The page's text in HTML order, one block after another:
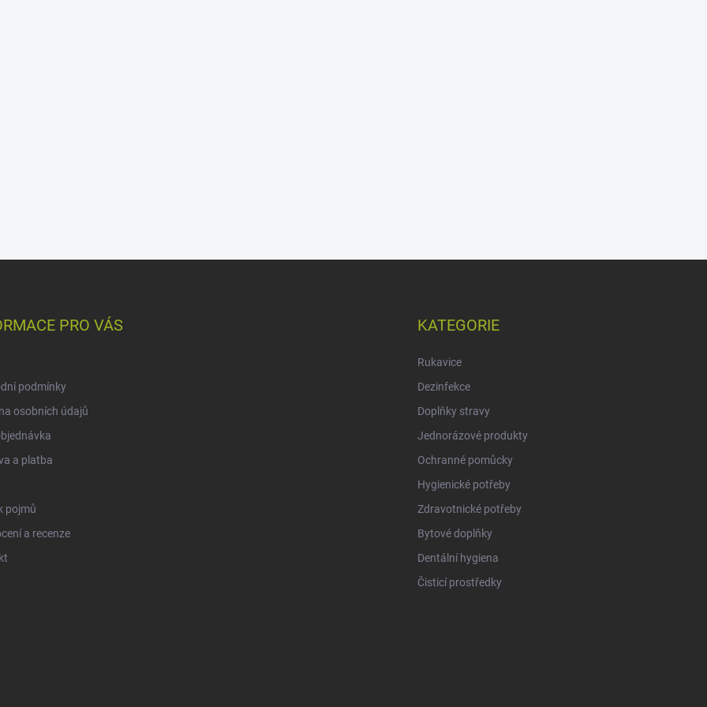
PRO VÁS
podmínky
osobních údajů
a platba
pojmů
a recenze
KATEGORIE
Rukavice
Dezinfekce
Doplňky stravy
Jednorázové produkty
Ochranné pomůcky
Hygienické potřeby
Zdravotnické potřeby
Bytové doplňky
Dentální hygiena
Čisticí prostředky